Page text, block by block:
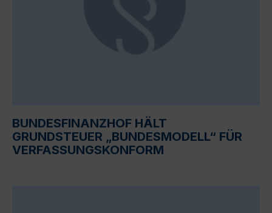
BUNDESFINANZHOF HÄLT
GRUNDSTEUER „BUNDESMODELL“ FÜR
VERFASSUNGSKONFORM